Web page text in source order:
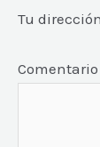
Tu
Comentario